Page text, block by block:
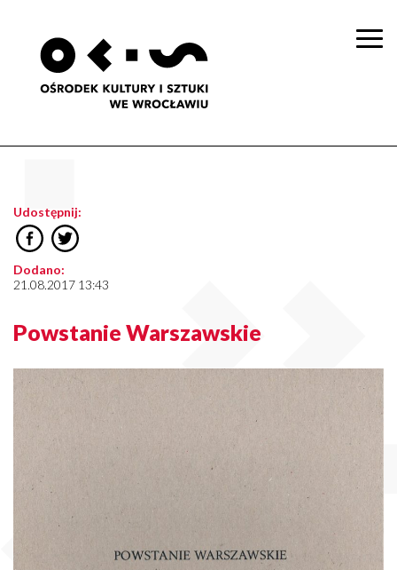
Udostępnij:
Dodano:
21.08.2017 13:43
Powstanie Warszawskie